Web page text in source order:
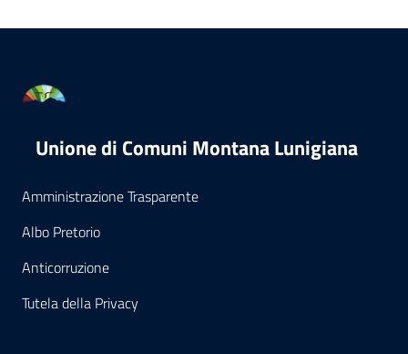
Unione di Comuni Montana Lunigiana
Amministrazione Trasparente
Albo Pretorio
Anticorruzione
Tutela della Privacy